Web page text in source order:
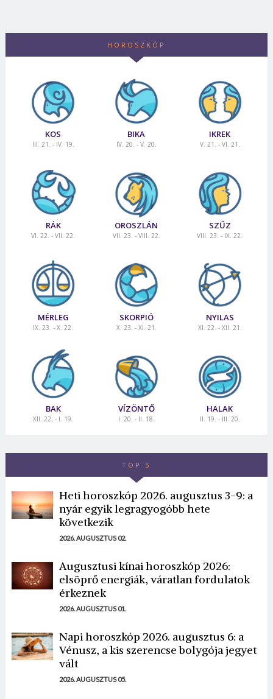
HOROSZKÓP
KOS
III. 21. - IV. 19.
BIKA
IV. 20. - V. 20.
IKREK
V. 21. - VI. 21.
RÁK
VI. 22. - VII. 22.
OROSZLÁN
VII. 23. - VIII. 22.
SZŰZ
VIII. 23. - IX. 22.
MÉRLEG
IX. 23. - X. 22.
SKORPIÓ
X. 23. - XI. 21.
NYILAS
XI. 22. - XII. 21.
BAK
XII. 22. - I. 19.
VÍZÖNTŐ
I. 20. - II. 18.
HALAK
II. 19. - III. 20.
TOP 5
Heti horoszkóp 2026. augusztus 3-9: a
nyár egyik legragyogóbb hete
következik
2026. AUGUSZTUS 02.
Augusztusi kínai horoszkóp 2026:
elsöprő energiák, váratlan fordulatok
érkeznek
2026. AUGUSZTUS 01.
Napi horoszkóp 2026. augusztus 6: a
Vénusz, a kis szerencse bolygója jegyet
vált
2026. AUGUSZTUS 05.